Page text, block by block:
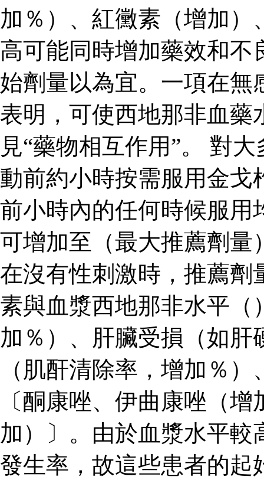
加％）、紅黴素（增加
高可能同時增加藥效和不
始劑量以為宜。一項在無
表明，可使西地那非血藥
見“藥物相互作用”。 對
動前約小時按需服用金戈
前小時內的任何時候服用
可增加至（最大推薦劑量
在沒有性刺激時，推薦劑
素與血漿西地那非水平（
加％）、肝臟受損（如
（肌酐清除率，增加％
〔酮康唑、伊曲康唑（
加）〕。由於血漿水平
發生率，故這些患者的起